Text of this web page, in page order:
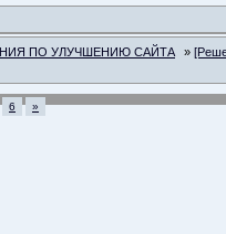
ПО УЛУЧШЕНИЮ САЙТА »
6 »